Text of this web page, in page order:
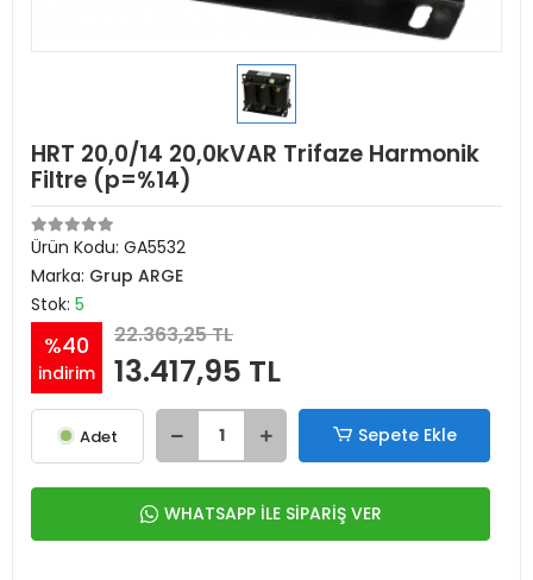
HRT 20,0/14 20,0kVAR Trifaze Harmonik
Filtre (p=%14)
Ürün Kodu: GA5532
Marka: Grup ARGE
Stok: 5
%40
indirim
22.363,25 TL
13.417,95 TL
Adet Sepete Ekle
WHATSAPP İLE SİPARİŞ VER